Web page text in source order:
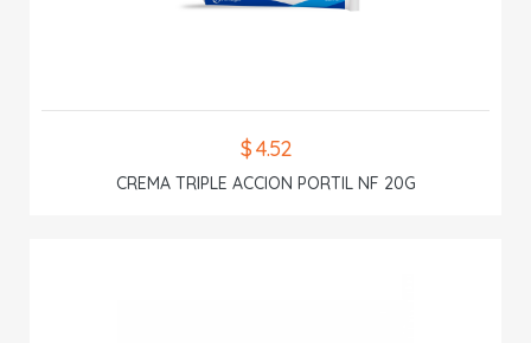
$ 4.52
CREMA TRIPLE ACCION PORTIL NF 20G